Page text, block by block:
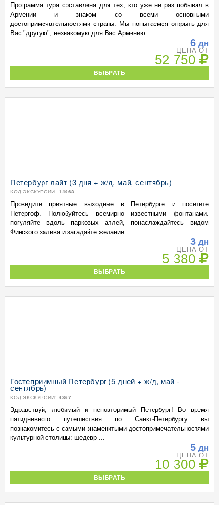
Программа тура составлена для тех, кто уже не раз побывал в
Армении и знаком со всеми основными
достопримечательностями страны. Мы попытаемся открыть для
Вас "другую", незнакомую для Вас Армению.
6 дн
ЦЕНА ОТ
52 750
ВЫБРАТЬ
Петербург лайт (3 дня + ж/д, май, сентябрь)
КОД ЭКСКУРСИИ: 14963
Проведите приятные выходные в Петербурге и посетите
Петергоф. Полюбуйтесь всемирно известными фонтанами,
погуляйте вдоль парковых аллей, понаслаждайтесь видом
Финского залива и загадайте желание ...
3 дн
ЦЕНА ОТ
5 380
ВЫБРАТЬ
Гостеприимный Петербург (5 дней + ж/д, май -
сентябрь)
КОД ЭКСКУРСИИ: 4367
Здравствуй, любимый и неповторимый Петербург! Во время
пятидневного путешествия по Санкт-Петербургу вы
познакомитесь с самыми знаменитыми достопримечательностями
культурной столицы: шедевр ...
5 дн
ЦЕНА ОТ
10 300
ВЫБРАТЬ